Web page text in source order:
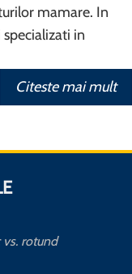
mamare. In
in
Citeste mai mult
rotund